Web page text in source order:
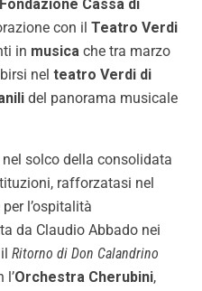
Fondazione Cassa di
con il Teatro Verdi
in musica che tra marzo
nel teatro Verdi di
del panorama musicale
solco della consolidata
rafforzatasi nel
l’ospitalità
da Claudio Abbado nei
Ritorno di Don Calandrino
l’Orchestra Cherubini,